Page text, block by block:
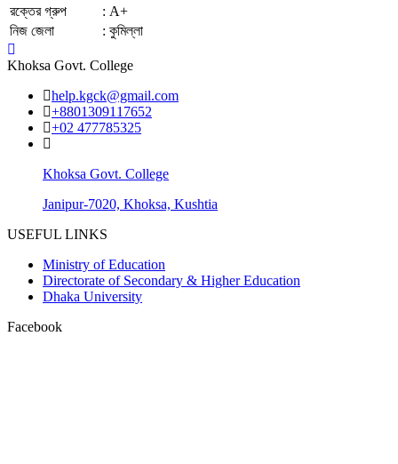
রক্তের গ্রুপ
: A+
নিজ জেলা
: কুমিল্লা
Khoksa Govt. College
help.kgck@gmail.com
+8801309117652
+02 477785325
Khoksa Govt. College
Janipur-7020, Khoksa, Kushtia
USEFUL LINKS
Ministry of Education
Directorate of Secondary & Higher Education
Dhaka University
Facebook